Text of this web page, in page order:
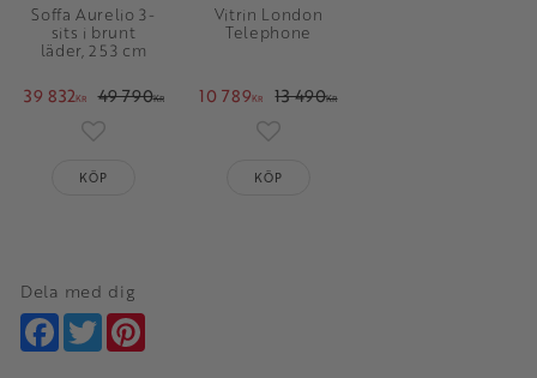
Soffa Aurelio 3-
sits i brunt
läder, 253 cm
39 832KR 49 790KR
Lägg till i favoriter
KÖP
Vitrin London
Telephone
10 789KR 13 490KR
Lägg till i favoriter
KÖP
Dela med dig
Facebook
Twitter